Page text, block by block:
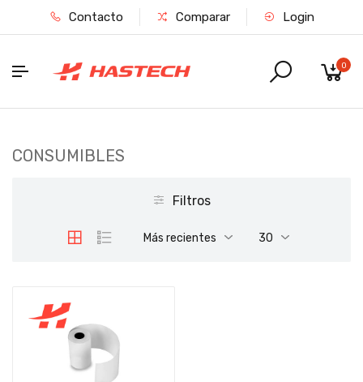
Contacto Comparar Login
0
CONSUMIBLES
Filtros
Más recientes 30